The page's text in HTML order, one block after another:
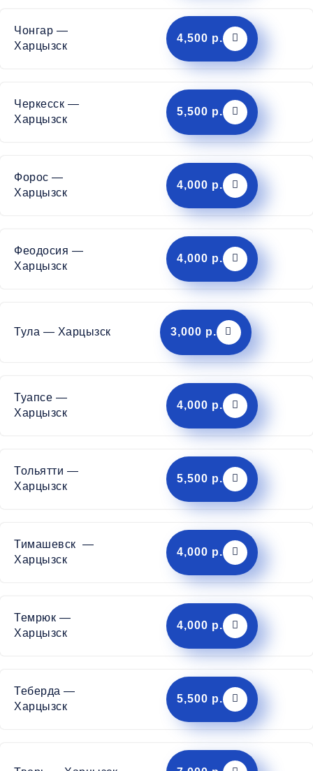
Чонгар —
Харцызск
4,500 р.
Черкесск —
Харцызск
5,500 р.
Форос —
Харцызск
4,000 р.
Феодосия —
Харцызск
4,000 р.
Тула — Харцызск 3,000 р.
Туапсе —
Харцызск
4,000 р.
Тольятти —
Харцызск
5,500 р.
Тимашевск —
Харцызск
4,000 р.
Темрюк —
Харцызск
4,000 р.
Теберда —
Харцызск
5,500 р.